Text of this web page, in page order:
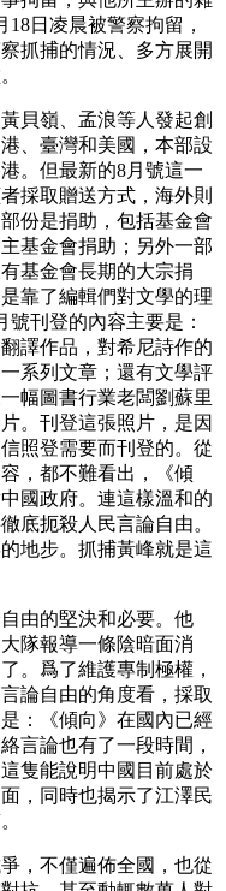
日凌晨被警察拘留，
抓捕的情況、多方展開
貝嶺、孟浪等人發起創
、臺灣和美國，本部設
。但最新的8月號這一
採取贈送方式，海外則
份是捐助，包括基金會
基金會捐助；另外一部
基金會長期的大宗捐
靠了編輯們對文學的理
刊登的內容主要是：
譯作品，對希尼詩作的
系列文章；還有文學評
幅圖書行業老闆劉蘇里
。刊登這張照片，是因
照登需要而刊登的。從
，都不難看出，《傾
國政府。連這樣溫和的
底扼殺人民言論自由。
地步。抓捕黃峰就是這
由的堅決和必要。他
隊報導一條陰暗面消
。爲了維護專制極權，
論自由的角度看，採取
：《傾向》在國內已經
言論也有了一段時間，
隻能說明中國目前處於
，同時也揭示了江澤民
，不僅遍佈全國，也從